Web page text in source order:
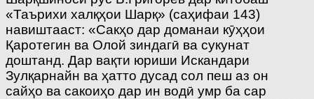
«Таърихи халқҳои Шарқ» (саҳифаи 143)
навиштааст: «Сакҳо дар доманаи кӯҳҳои
Қаротегин ва Олой зиндагӣ ва сукунат
доштанд. Дар вақти юриши Искандари
Зулқарнайн ва ҳатто дусад сол пеш аз он
сайҳо ва сакоиҳо дар ин водӣ умр ба сар